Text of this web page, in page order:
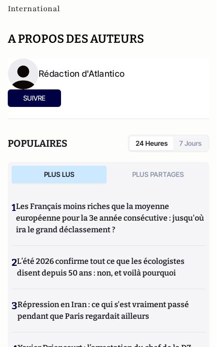
International
A PROPOS DES AUTEURS
Rédaction d'Atlantico
SUIVRE
POPULAIRES 24 Heures 7 Jours
PLUS LUS PLUS PARTAGES
1Les Français moins riches que la moyenne
européenne pour la 3e année consécutive : jusqu'où
ira le grand déclassement ?
2L’été 2026 confirme tout ce que les écologistes
disent depuis 50 ans : non, et voilà pourquoi
3Répression en Iran : ce qui s'est vraiment passé
pendant que Paris regardait ailleurs